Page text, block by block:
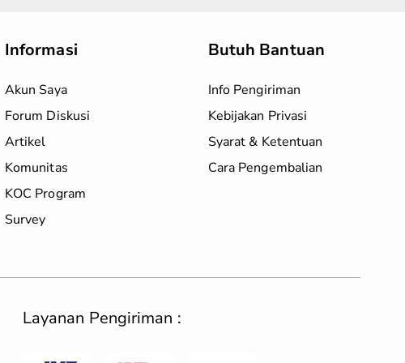
Informasi
Akun Saya
Forum Diskusi
Artikel
Komunitas
KOC Program
Survey
Butuh Bantuan
Info Pengiriman
Kebijakan Privasi
Syarat & Ketentuan
Cara Pengembalian
Layanan Pengiriman :